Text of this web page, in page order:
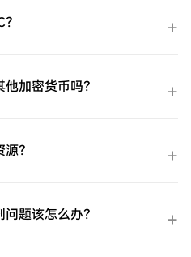
加密货币吗？
？
题该怎么办？